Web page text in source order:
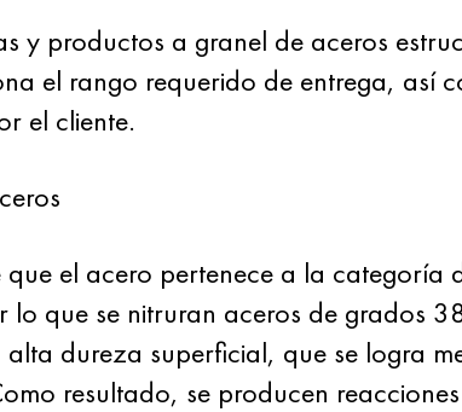
y productos a granel de aceros
el rango requerido de entrega, así
el cliente.
el acero pertenece a la categoría
que se nitruran aceros de grados
dureza superficial, que se logra
resultado, se producen